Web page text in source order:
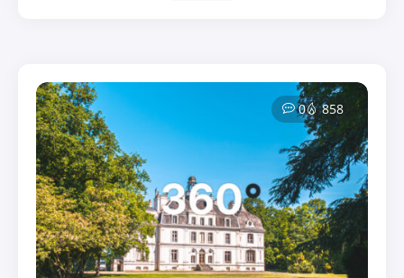
0 858